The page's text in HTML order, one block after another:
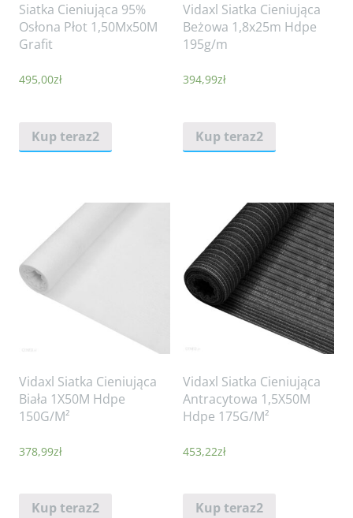
Siatka Cieniująca 95%
Osłona Płot 1,50Mx50M
Grafit
495,00zł
Kup teraz2
Vidaxl Siatka Cieniująca
Beżowa 1,8x25m Hdpe
195g/m
394,99zł
Kup teraz2
Vidaxl Siatka Cieniująca
Biała 1X50M Hdpe
150G/M²
378,99zł
Kup teraz2
Vidaxl Siatka Cieniująca
Antracytowa 1,5X50M
Hdpe 175G/M²
453,22zł
Kup teraz2